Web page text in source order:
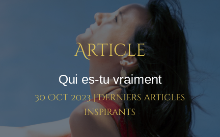
Article
Qui es-tu vraiment
30 Oct 2023|Derniers articles
inspirants